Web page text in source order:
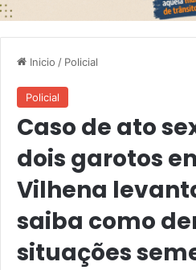
Inicio / Policial
Policial
Caso de ato
dois garotos
Vilhena
saiba como
situações